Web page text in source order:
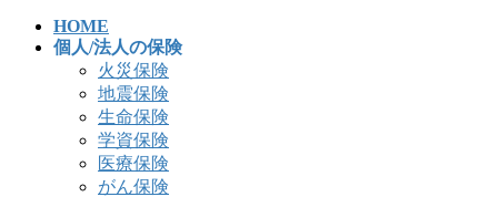
HOME
個人/法人の保険
火災保険
地震保険
生命保険
学資保険
医療保険
がん保険